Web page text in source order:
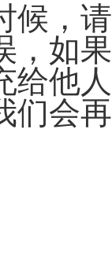
候，
，如
给他
们会